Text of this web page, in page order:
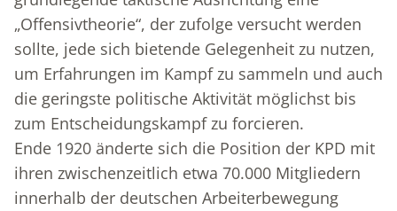
„Offensivtheorie“, der zufolge versucht werden
sollte, jede sich bietende Gelegenheit zu nutzen,
um Erfahrungen im Kampf zu sammeln und auch
die geringste politische Aktivität möglichst bis
zum Entscheidungskampf zu forcieren.
Ende 1920 änderte sich die Position der KPD mit
ihren zwischenzeitlich etwa 70.000 Mitgliedern
innerhalb der deutschen Arbeiterbewegung